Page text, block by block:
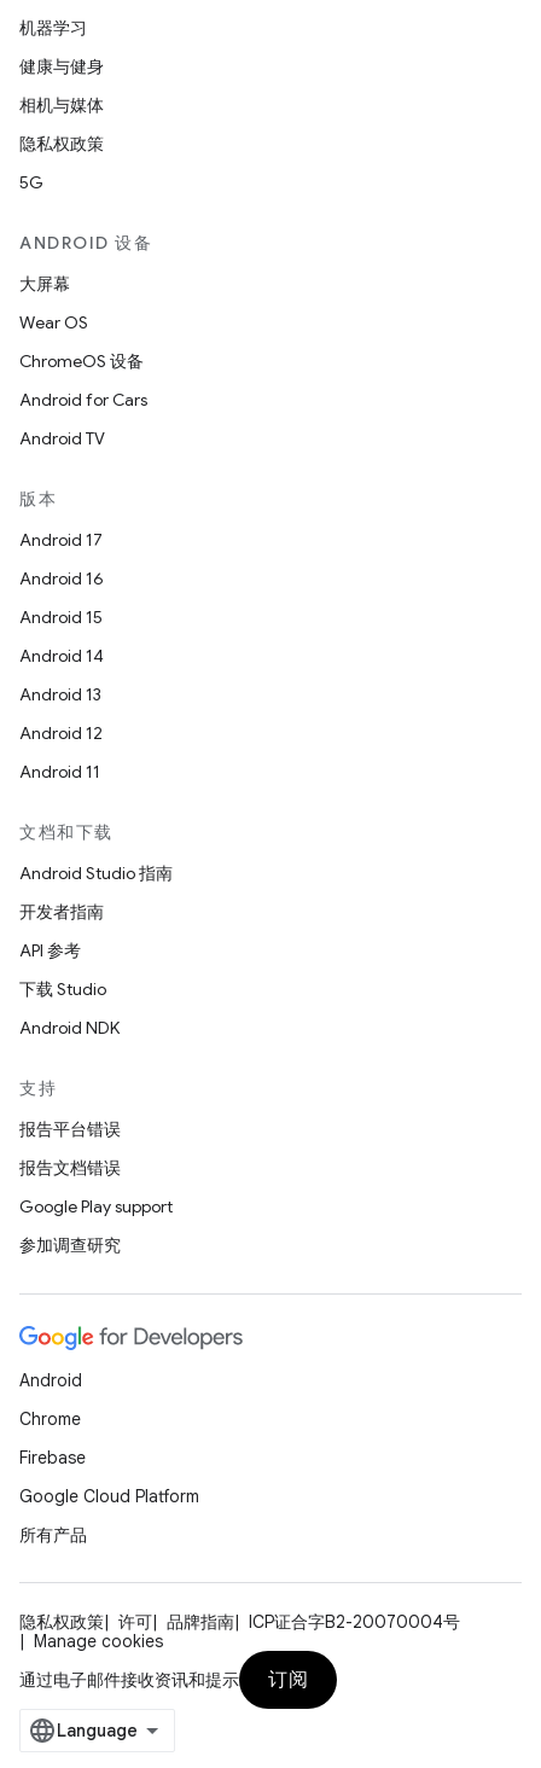
机器学习
健康与健身
相机与媒体
隐私权政策
5G
ANDROID 设备
大屏幕
Wear OS
ChromeOS 设备
Android for Cars
Android TV
版本
Android 17
Android 16
Android 15
Android 14
Android 13
Android 12
Android 11
文档和下载
Android Studio 指南
开发者指南
API 参考
下载 Studio
Android NDK
支持
报告平台错误
报告文档错误
Google Play support
参加调查研究
Android
Chrome
Firebase
Google Cloud Platform
所有产品
隐私权政策 许可 品牌指南
ICP证合字B2-20070004号
Manage cookies
通过电子邮件接收资讯和提示
订阅